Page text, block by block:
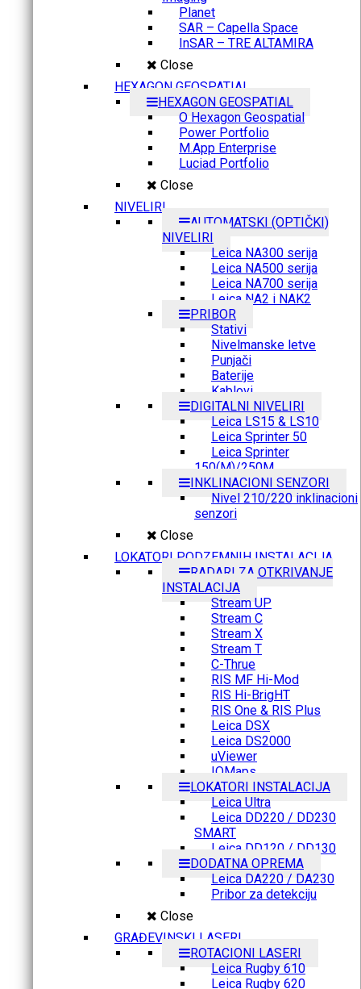
Planet
SAR – Capella Space
InSAR – TRE ALTAMIRA
Close
HEXAGON GEOSPATIAL
HEXAGON GEOSPATIAL
O Hexagon Geospatial
Power Portfolio
M.App Enterprise
Luciad Portfolio
Close
NIVELIRI
AUTOMATSKI (OPTIČKI)
NIVELIRI
Leica NA300 serija
Leica NA500 serija
Leica NA700 serija
Leica NA2 i NAK2
PRIBOR
Stativi
Nivelmanske letve
Punjači
Baterije
Kablovi
DIGITALNI NIVELIRI
Leica LS15 & LS10
Leica Sprinter 50
Leica Sprinter
150(M)/250M
INKLINACIONI SENZORI
Nivel 210/220 inklinacioni
senzori
Close
LOKATORI PODZEMNIH INSTALACIJA
RADARI ZA OTKRIVANJE
INSTALACIJA
Stream UP
Stream C
Stream X
Stream T
C-Thrue
RIS MF Hi-Mod
RIS Hi-BrigHT
RIS One & RIS Plus
Leica DSX
Leica DS2000
uViewer
IQMaps
LOKATORI INSTALACIJA
Leica Ultra
Leica DD220 / DD230
SMART
Leica DD120 / DD130
DODATNA OPREMA
Leica DA220 / DA230
Pribor za detekciju
Close
GRAĐEVINSKI LASERI
ROTACIONI LASERI
Leica Rugby 610
Leica Rugby 620